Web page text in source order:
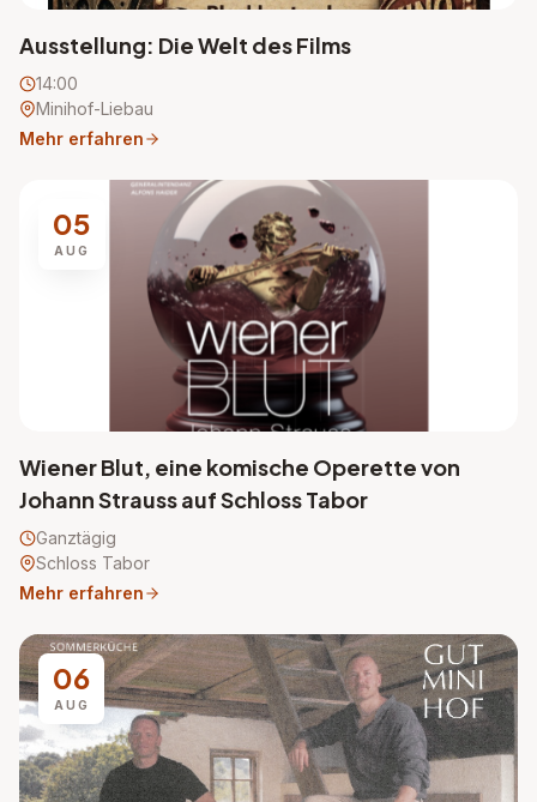
Ausstellung: Die Welt des Films
14:00
Minihof-Liebau
Mehr erfahren
05
AUG
Wiener Blut, eine komische Operette von
Johann Strauss auf Schloss Tabor
Ganztägig
Schloss Tabor
Mehr erfahren
06
AUG